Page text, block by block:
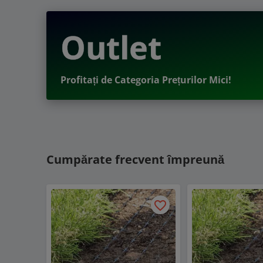
Outlet
Profitați de Categoria Prețurilor Mici!
Cumpărate frecvent împreună
favorite_border